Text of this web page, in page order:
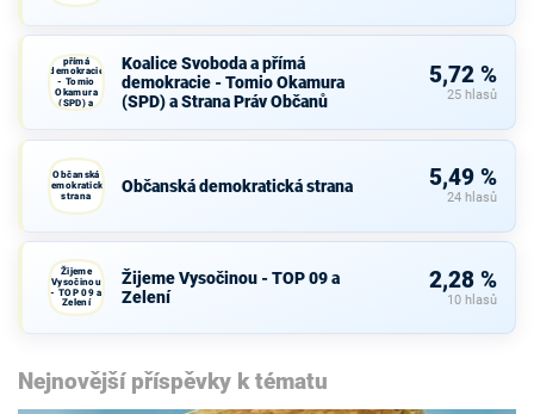
přímá
demokracie
- Tomio
Okamura
(SPD) a
Strana Práv
Koalice Svoboda a přímá
demokracie - Tomio Okamura
(SPD) a Strana Práv Občanů
5,72 %
25 hlasů
Občanská
demokratická
strana
Občanská demokratická strana 5,49 %
24 hlasů
Žijeme
Vysočinou
- TOP 09 a
Zelení
Žijeme Vysočinou - TOP 09 a
Zelení
2,28 %
10 hlasů
Nejnovější příspěvky k tématu